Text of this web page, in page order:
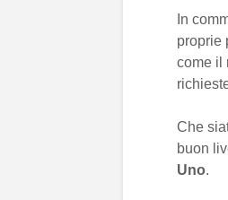
In
proprie
come il
Che
buon
Uno.